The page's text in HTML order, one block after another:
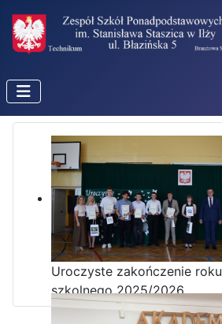
Uroczyste zakończenie roku
szkolnego 2025/2026